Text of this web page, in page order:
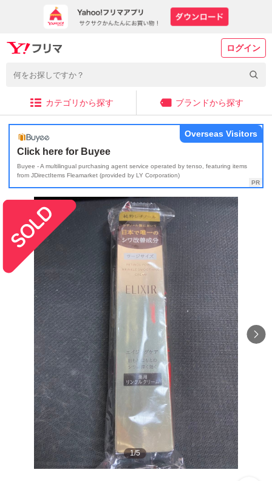
ログイン
カテゴリから探す ブランドから探す
Click here for Buyee
Buyee - A multilingual purchasing agent service operated by tenso, featuring items
from JDirectItems Fleamarket (provided by LY Corporation)
Overseas Visitors
1/5